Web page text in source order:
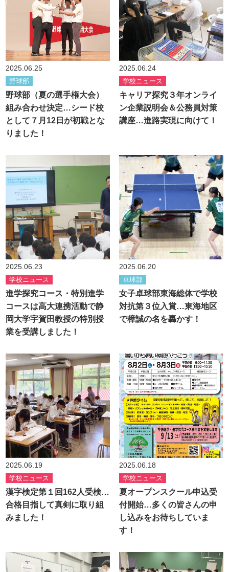
2025.06.25
野球部
野球部（夏の選手権大会）
組み合わせ決定…シード校
として７月12日が初戦とな
りました！
2025.06.24
学校ニュース
キャリア探究３年オンライ
ン企業説明会＆公務員対策
講座…進路実現に向けて！
2025.06.23
学校ニュース
進学探究コース・特別進学
コースは高大連携活動で静
岡大学宇賀田教授の特別授
業を受講しました！
2025.06.20
卓球部
女子卓球部東海総体で学校
対抗第３位入賞…東海地区
で樟誠の名を轟かす！
2025.06.19
学校ニュース
漢字検定第１回162人受検…
合格目指して真剣に取り組
みました！
2025.06.18
学校ニュース
夏オープンスクール申込受
付開始…多くの皆さんの申
し込みをお待ちしていま
す！